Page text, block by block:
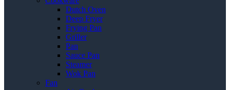
Dutch Oven
Deep Fryer
Frying Pan
Griller
Pan
Sauce Pan
Steamer
Wok Pan
Fan